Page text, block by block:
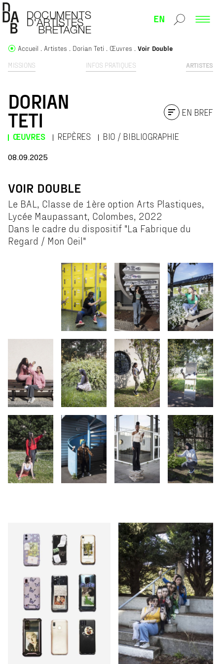
EN
MISSIONS INFOS PRATIQUES ARTISTES
Accueil Artistes Dorian Teti Œuvres Voir Double
DORIAN
TETI
ŒUVRES REPÈRES BIO / BIBLIOGRAPHIE
EN BREF
08.09.2025
VOIR DOUBLE
Le BAL, Classe de 1ère option Arts Plastiques,
Lycée Maupassant, Colombes, 2022
Dans le cadre du dispositif "La Fabrique du
Regard / Mon Oeil"